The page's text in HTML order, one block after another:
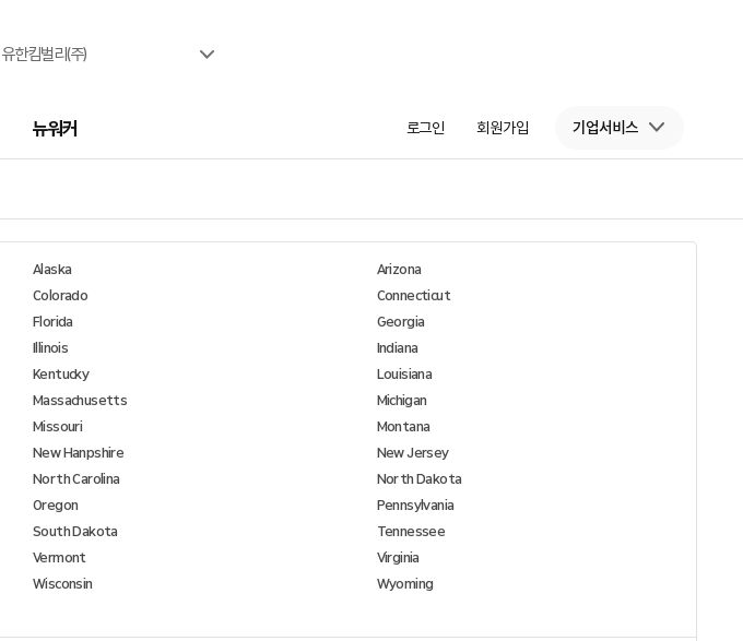
유한킴벌리(주)
한국고용노동교육원
한국공항공사
한국벤처투자
중앙대학교
농협경제지주
뉴워커 로그인 회원가입 기업서비스
Alaska
Arizona
Colorado
Connecticut
Florida
Georgia
Illinois
Indiana
Kentucky
Louisiana
Massachusetts
Michigan
Missouri
Montana
New Hanpshire
New Jersey
North Carolina
North Dakota
Oregon
Pennsylvania
South Dakota
Tennessee
Vermont
Virginia
Wisconsin
Wyoming